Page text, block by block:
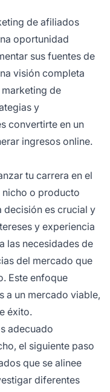
de afiliados
oportunidad
sus fuentes de
visión completa
de
y
convertirte en un
ingresos online.
tu carrera en el
nicho o producto
decisión es crucial y
y experiencia
las necesidades de
del mercado que
Este enfoque
a un mercado viable,
éxito.
adecuado
el siguiente paso
que se alinee
diferentes